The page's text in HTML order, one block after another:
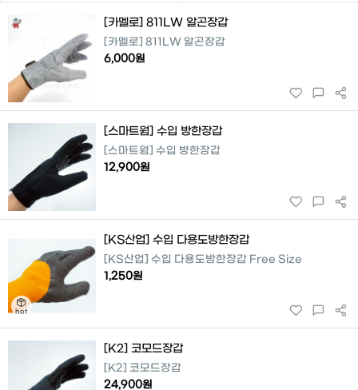
[카멜로] 811LW 알곤장갑
[카멜로] 811LW 알곤장갑
6,000원
[스마트웜] 수입 방한장갑
[스마트웜] 수입 방한장갑
12,900원
[KS산업] 수입 다용도방한장갑
[KS산업] 수입 다용도방한장갑 Free Size
1,250원
[K2] 코모드장갑
[K2] 코모드장갑
24,900원